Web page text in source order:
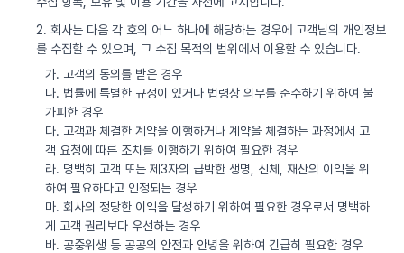
2. 회사는 다음 각 호의 어느 하나에 해당하는 경우에 고객님의 개인정보
를 수집할 수 있으며, 그 수집 목적의 범위에서 이용할 수 있습니다.
가. 고객의 동의를 받은 경우
나. 법률에 특별한 규정이 있거나 법령상 의무를 준수하기 위하여 불
가피한 경우
다. 고객과 체결한 계약을 이행하거나 계약을 체결하는 과정에서 고
객 요청에 따른 조치를 이행하기 위하여 필요한 경우
라. 명백히 고객 또는 제3자의 급박한 생명, 신체, 재산의 이익을 위
하여 필요하다고 인정되는 경우
마. 회사의 정당한 이익을 달성하기 위하여 필요한 경우로서 명백하
게 고객 권리보다 우선하는 경우
바. 공중위생 등 공공의 안전과 안녕을 위하여 긴급히 필요한 경우